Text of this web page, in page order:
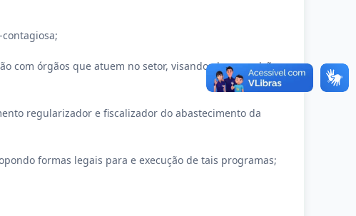
com órgãos que atuem no setor, visando elevar padrões
regularizador e fiscalizador do abastecimento da
formas legais para e execução de tais programas;